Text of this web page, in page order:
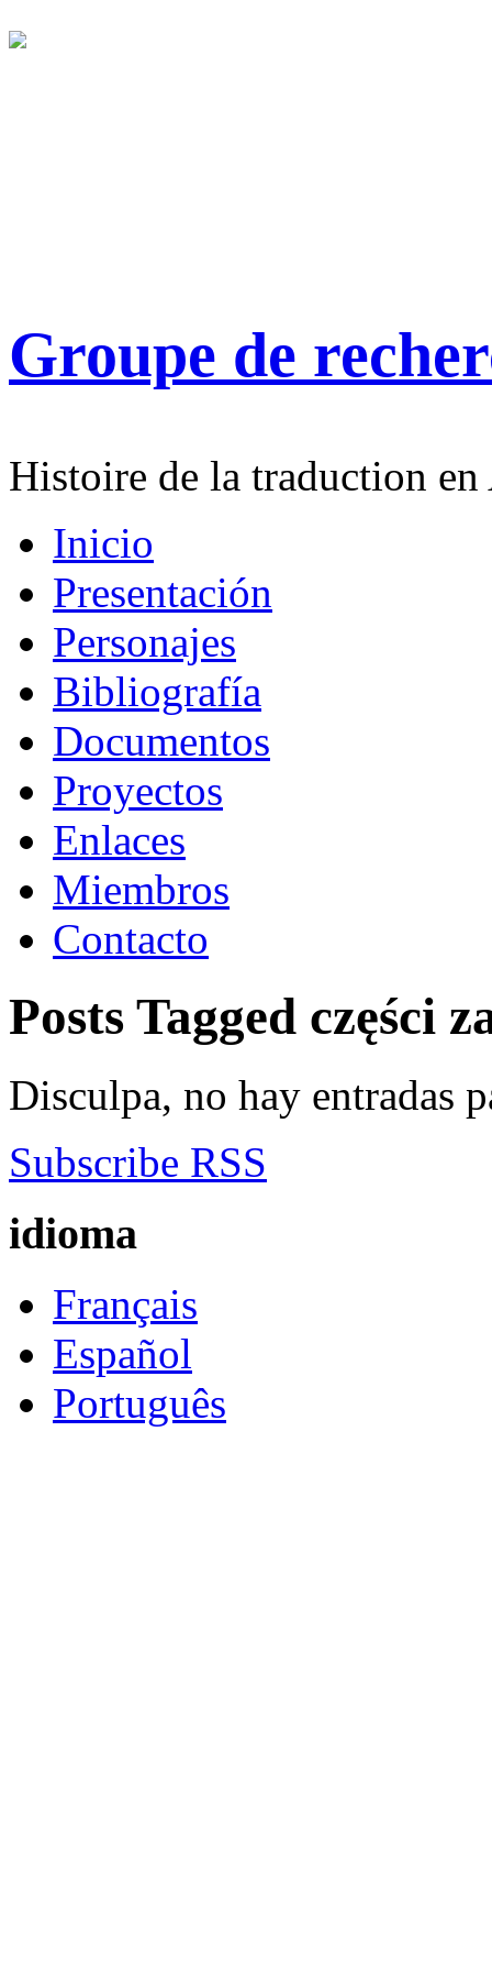
Groupe de
Histoire de la traduction
Inicio
Presentación
Personajes
Bibliografía
Documentos
Proyectos
Enlaces
Miembros
Contacto
Posts Tagged części
Disculpa, no hay entradas
Subscribe RSS
idioma
Français
Español
Português